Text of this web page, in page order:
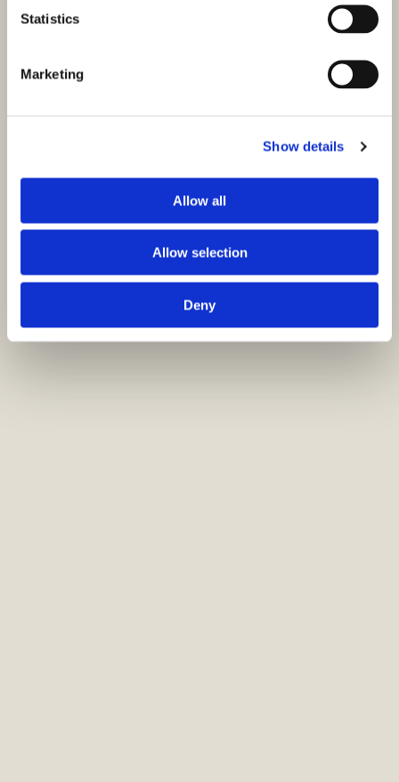
Statistics
Marketing
Show details
Allow all
Allow selection
Deny